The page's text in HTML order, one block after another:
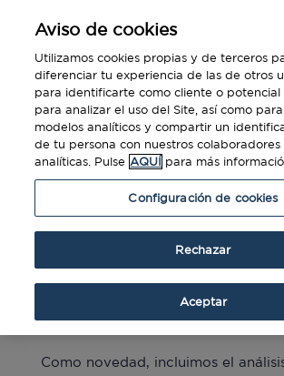
Benchmarking
porDiners Club|Sep 7, 2016|
Este informe creado por Diners
recoge como cada año, los datos
relevantes sobre el
de los gastos de los viajes de
España.
Como novedad, incluimos el
Aviso de cookies
Utilizamos cookies propias y de terceros
diferenciar tu experiencia de las de otros
para identificarte como cliente o potencial
para analizar el uso del Site, así como
modelos analíticos y compartir un
de tu persona con nuestros colaboradores
analíticas. Pulse AQUÍ para más
Configuración de cookies
Rechazar
Aceptar